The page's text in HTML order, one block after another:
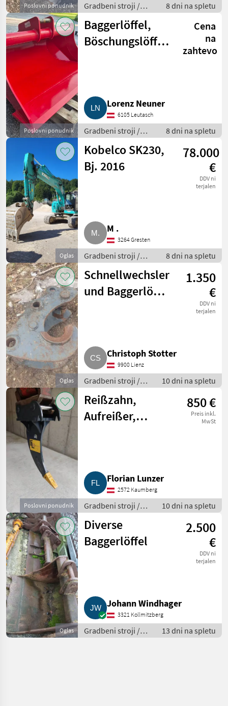
Poslovni ponudnik
Gradbeni stroji /
Bager goseničar
8 dni na spletu
Poslovni ponudnik
Baggerlöffel,
Böschungslöffel,
Cena
na
zahtevo
Lorenz Neuner
6105 Leutasch
Gradbeni stroji /
Bager goseničar
8 dni na spletu
Oglas
Kobelco SK230,
Bj. 2016
78.000
€
DDV ni
terjalen
M .
3264 Gresten
Gradbeni stroji /
Bager goseničar
8 dni na spletu
Oglas
Schnellwechsler
und Baggerlöffel
1.350
€
DDV ni
terjalen
Christoph Stotter
9900 Lienz
Gradbeni stroji /
Bager goseničar
10 dni na spletu
Poslovni ponudnik
Reißzahn,
Aufreißer,
850 €
Preis inkl.
MwSt
Florian Lunzer
2572 Kaumberg
Gradbeni stroji /
Bager goseničar
10 dni na spletu
Oglas
Diverse
Baggerlöffel
2.500
€
DDV ni
terjalen
Johann Windhager
3321 Kollmitzberg
Gradbeni stroji /
Bager goseničar
13 dni na spletu